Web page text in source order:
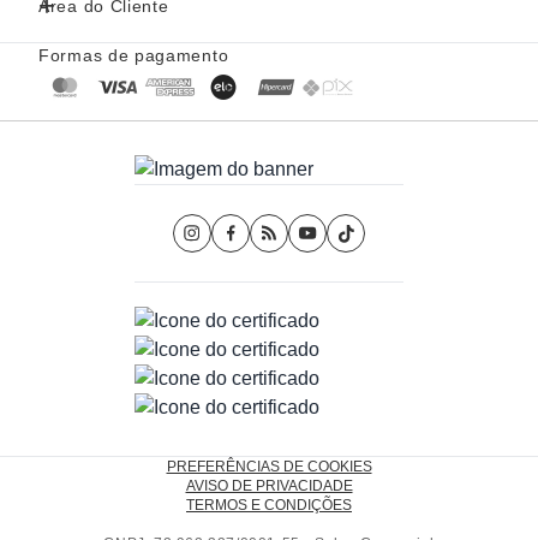
Área do Cliente
Formas de pagamento
PREFERÊNCIAS DE COOKIES
AVISO DE PRIVACIDADE
TERMOS E CONDIÇÕES